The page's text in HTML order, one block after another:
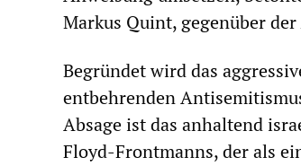
Markus Quint, gegenüber der
Begründet wird das
entbehrenden
Absage ist das anhaltend
Floyd-Frontmanns, der als